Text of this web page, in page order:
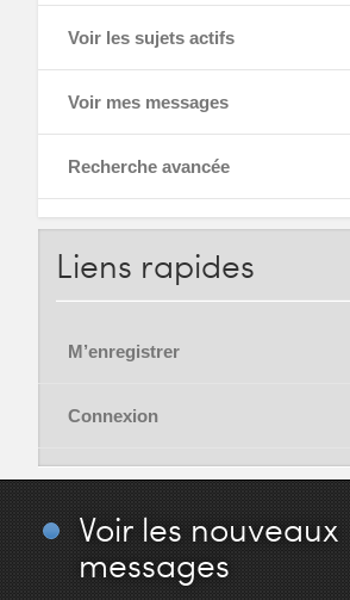
Voir les sujets actifs
Voir mes messages
Recherche avancée
Liens rapides
M’enregistrer
Connexion
Voir les nouveaux
messages